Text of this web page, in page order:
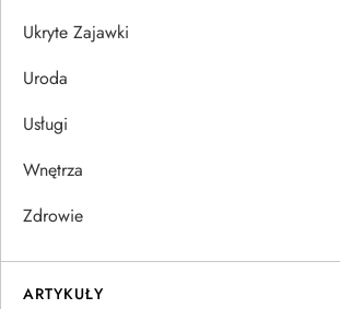
Ukryte Zajawki
Uroda
Usługi
Wnętrza
Zdrowie
ARTYKUŁY